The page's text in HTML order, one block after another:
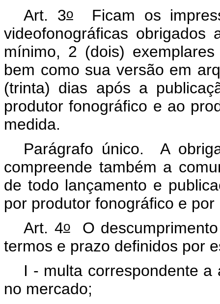
Art. 3oFicam os
videofonográficas
mínimo, 2 (dois)
bem como sua versão em
(trinta) dias após a
produtor fonográfico e ao
medida.
Parágrafo único. A
compreende também a
de todo lançamento e
por produtor fonográfico e
Art. 4oO descumprimento
termos e prazo definidos por
I - multa correspondente
no mercado;